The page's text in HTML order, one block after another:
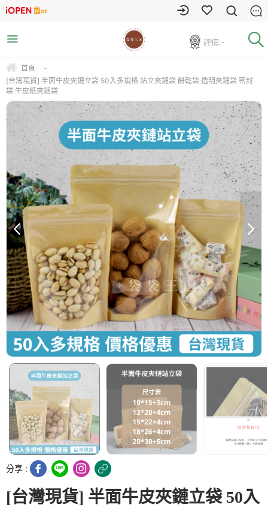
評價:-
首頁
-
[台灣現貨] 半面牛皮夾鏈立袋 50入多規格 站立夾鏈袋 餅乾袋 透明夾鏈袋 密封
袋 牛皮紙夾鏈袋
分享 :
[台灣現貨] 半面牛皮夾鏈立袋 50入